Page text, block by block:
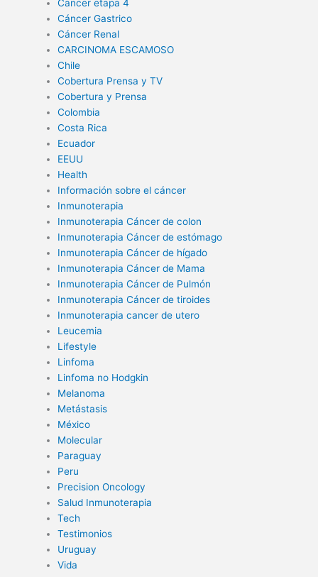
Cancer etapa 4
Cáncer Gastrico
Cáncer Renal
CARCINOMA ESCAMOSO
Chile
Cobertura Prensa y TV
Cobertura y Prensa
Colombia
Costa Rica
Ecuador
EEUU
Health
Información sobre el cáncer
Inmunoterapia
Inmunoterapia Cáncer de colon
Inmunoterapia Cáncer de estómago
Inmunoterapia Cáncer de hígado
Inmunoterapia Cáncer de Mama
Inmunoterapia Cáncer de Pulmón
Inmunoterapia Cáncer de tiroides
Inmunoterapia cancer de utero
Leucemia
Lifestyle
Linfoma
Linfoma no Hodgkin
Melanoma
Metástasis
México
Molecular
Paraguay
Peru
Precision Oncology
Salud Inmunoterapia
Tech
Testimonios
Uruguay
Vida